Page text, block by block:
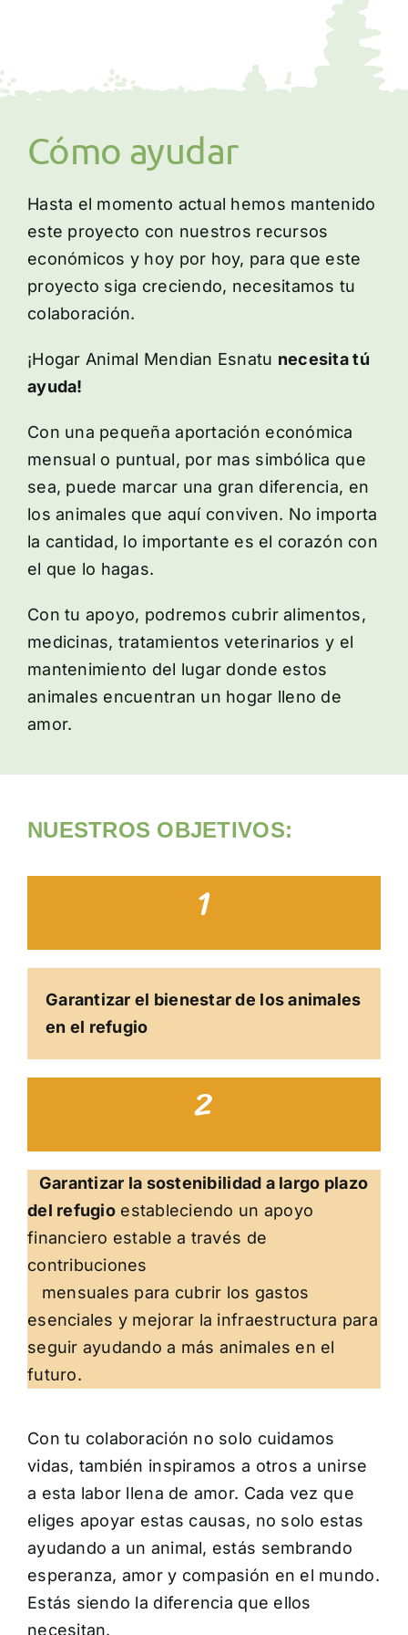
Cómo ayudar
Hasta el momento actual hemos mantenido
este proyecto con nuestros recursos
económicos y hoy por hoy, para que este
proyecto siga creciendo, necesitamos tu
colaboración.
¡Hogar Animal Mendian Esnatu necesita tú
ayuda!
Con una pequeña aportación económica
mensual o puntual, por mas simbólica que
sea, puede marcar una gran diferencia, en
los animales que aquí conviven. No importa
la cantidad, lo importante es el corazón con
el que lo hagas.
Con tu apoyo, podremos cubrir alimentos,
medicinas, tratamientos veterinarios y el
mantenimiento del lugar donde estos
animales encuentran un hogar lleno de
amor.
NUESTROS OBJETIVOS:
1
Garantizar el bienestar de los animales
en el refugio
2
Garantizar la sostenibilidad a largo plazo
del refugioestableciendo un apoyo
financiero estable a través de
contribuciones
mensuales para cubrir los gastos
esenciales y mejorar la infraestructura para
seguir ayudando a más animales en el
futuro.
Con tu colaboración no solo cuidamos
vidas, también inspiramos a otros a unirse
a esta labor llena de amor. Cada vez que
eliges apoyar estas causas, no solo estas
ayudando a un animal, estás sembrando
esperanza, amor y compasión en el mundo.
Estás siendo la diferencia que ellos
necesitan.